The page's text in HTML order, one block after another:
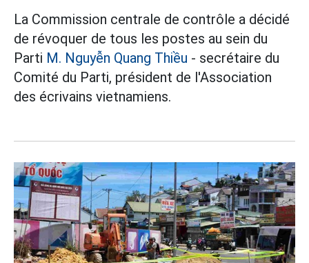
La Commission centrale de contrôle a décidé
de révoquer de tous les postes au sein du
Parti M. Nguyễn Quang Thiều - secrétaire du
Comité du Parti, président de l'Association
des écrivains vietnamiens.